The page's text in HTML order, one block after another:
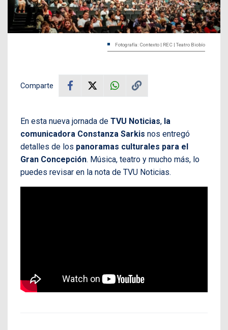
Fotografía: Contexto | REC | Teatro Biobío
Comparte
En esta nueva jornada de TVU Noticias, la
comunicadora Constanza Sarkis nos entregó
detalles de los panoramas culturales para el
Gran Concepción. Música, teatro y mucho más, lo
puedes revisar en la nota de TVU Noticias.